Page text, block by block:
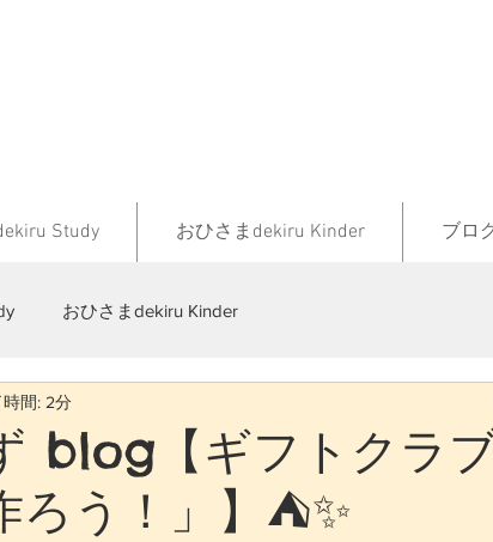
Study おひさまdekiru Kinder ブロ
おひさまdekiru Kinder
blog【ギフトクラ
ろう！」】⛺✨
間: 2分